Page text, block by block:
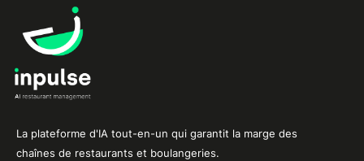
La plateforme d'IA tout-en-un qui garantit la marge des
chaînes de restaurants et boulangeries.